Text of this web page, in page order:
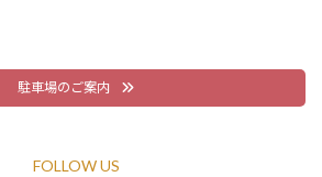
駐車場のご案内
FOLLOW US